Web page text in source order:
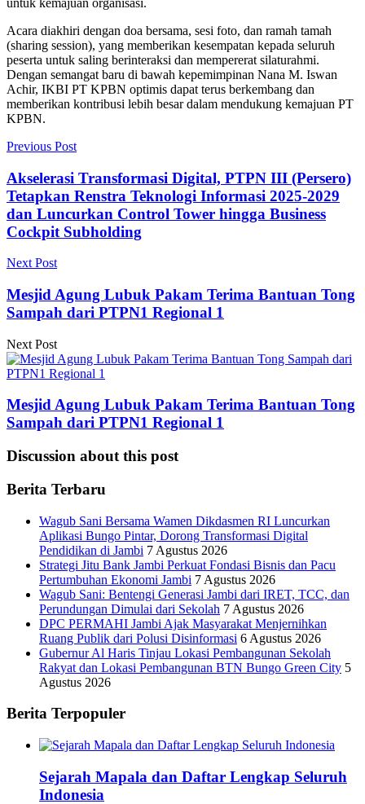
Acara diakhiri dengan doa bersama, sesi foto, dan ramah tamah
(sharing session), yang memberikan kesempatan kepada seluruh
peserta untuk saling berinteraksi dan mempererat silaturahmi.
Dengan semangat baru di bawah kepemimpinan Nana M. Iswan
Achir, IKBI PT KPBN optimis dapat terus berkembang dan
memberikan kontribusi lebih besar dalam mendukung kemajuan PT
KPBN.
Previous Post
Akselerasi Transformasi Digital, PTPN III (Persero)
Tetapkan Renstra Teknologi Informasi 2025-2029
dan Luncurkan Control Tower hingga Business
Cockpit Subholding
Next Post
Mesjid Agung Lubuk Pakam Terima Bantuan Tong
Sampah dari PTPN1 Regional 1
Next Post
Mesjid Agung Lubuk Pakam Terima Bantuan Tong
Sampah dari PTPN1 Regional 1
Discussion about this post
Berita Terbaru
Wagub Sani Bersama Wamen Dikdasmen RI Luncurkan
Aplikasi Bungo Pintar, Dorong Transformasi Digital
Pendidikan di Jambi 7 Agustus 2026
Strategi Jitu Bank Jambi Perkuat Fondasi Bisnis dan Pacu
Pertumbuhan Ekonomi Jambi 7 Agustus 2026
Wagub Sani: Bentengi Generasi Jambi dari IRET, TCC, dan
Perundungan Dimulai dari Sekolah 7 Agustus 2026
DPC PERMAHI Jambi Ajak Masyarakat Menjernihkan
Ruang Publik dari Polusi Disinformasi 6 Agustus 2026
Gubernur Al Haris Tinjau Lokasi Pembangunan Sekolah
Rakyat dan Lokasi Pembangunan BTN Bungo Green City 5
Agustus 2026
Berita Terpopuler
Sejarah Mapala dan Daftar Lengkap Seluruh
Indonesia